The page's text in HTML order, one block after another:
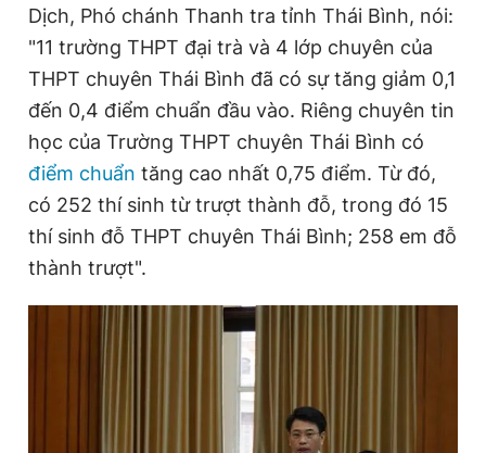
Dịch, Phó chánh Thanh tra tỉnh Thái Bình, nói:
"11 trường THPT đại trà và 4 lớp chuyên của
THPT chuyên Thái Bình đã có sự tăng giảm 0,1
đến 0,4 điểm chuẩn đầu vào. Riêng chuyên tin
học của Trường THPT chuyên Thái Bình có
điểm chuẩn tăng cao nhất 0,75 điểm. Từ đó,
có 252 thí sinh từ trượt thành đỗ, trong đó 15
thí sinh đỗ THPT chuyên Thái Bình; 258 em đỗ
thành trượt".